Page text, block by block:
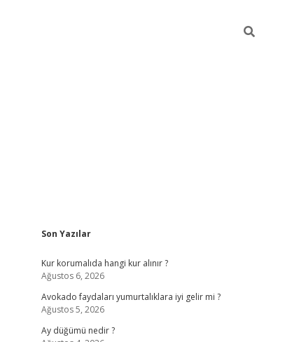
Sidebar
Son Yazılar
Kur korumalıda hangi kur alınır ?
Ağustos 6, 2026
Avokado faydaları yumurtalıklara iyi gelir mi ?
Ağustos 5, 2026
Ay düğümü nedir ?
betci